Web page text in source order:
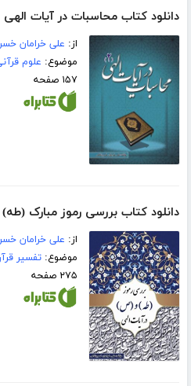
دانلود کتاب محاسبات در آیات
از: علی خرامان
موضوع: علوم
۱۵۷ صفحه
دانلود کتاب بررسی رموز مبارک
از: علی خرامان
موضوع:تفسیر
۲۷۵ صفحه